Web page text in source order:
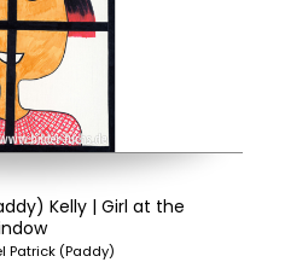
Kelly | Girl at the
Patrick (Paddy)